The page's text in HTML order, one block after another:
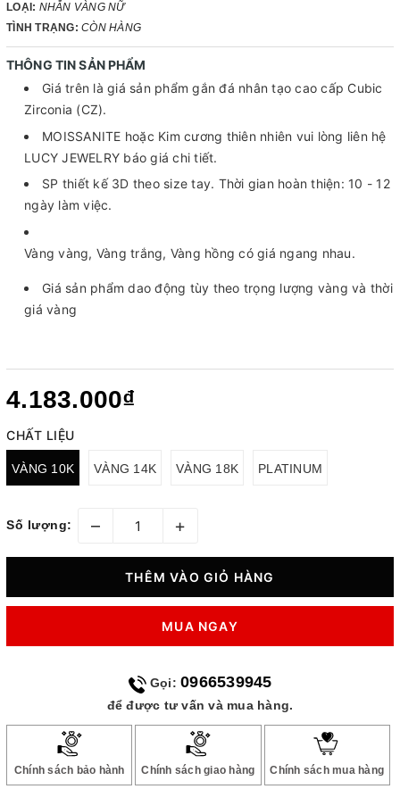
LOẠI: NHẪN VÀNG NỮ
TÌNH TRẠNG: CÒN HÀNG
THÔNG TIN SẢN PHẨM
Giá trên là giá sản phẩm gắn đá nhân tạo cao cấp Cubic
Zirconia (CZ).
MOISSANITE hoặc Kim cương thiên nhiên vui lòng liên hệ
LUCY JEWELRY báo giá chi tiết.
SP thiết kế 3D theo size tay. Thời gian hoàn thiện: 10 - 12
ngày làm việc.
Vàng vàng, Vàng trắng, Vàng hồng có giá ngang nhau.
Giá sản phẩm dao động tùy theo trọng lượng vàng và thời
giá vàng
4.183.000₫
CHẤT LIỆU
VÀNG 10K VÀNG 14K VÀNG 18K PLATINUM
Số lượng: – +
THÊM VÀO GIỎ HÀNG
MUA NGAY
Gọi: 0966539945
để được tư vấn và mua hàng.
Chính sách bảo hành Chính sách giao hàng Chính sách mua hàng